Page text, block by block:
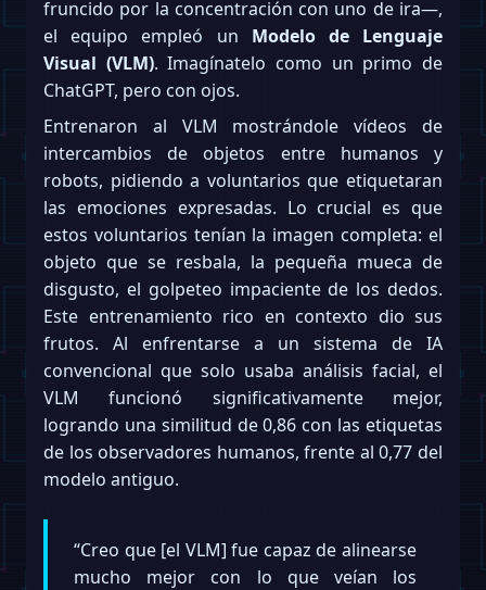
fruncido por la concentración con uno de ira—,
el equipo empleó un Modelo de Lenguaje
Visual (VLM). Imagínatelo como un primo de
ChatGPT, pero con ojos.
Entrenaron al VLM mostrándole vídeos de
intercambios de objetos entre humanos y
robots, pidiendo a voluntarios que etiquetaran
las emociones expresadas. Lo crucial es que
estos voluntarios tenían la imagen completa: el
objeto que se resbala, la pequeña mueca de
disgusto, el golpeteo impaciente de los dedos.
Este entrenamiento rico en contexto dio sus
frutos. Al enfrentarse a un sistema de IA
convencional que solo usaba análisis facial, el
VLM funcionó significativamente mejor,
logrando una similitud de 0,86 con las etiquetas
de los observadores humanos, frente al 0,77 del
modelo antiguo.
“Creo que [el VLM] fue capaz de alinearse
mucho mejor con lo que veían los